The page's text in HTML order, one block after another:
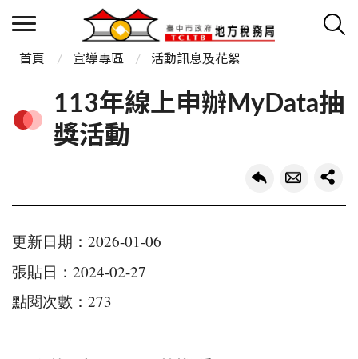
首頁 宣導專區 活動訊息及花絮
113年線上申辦MyData抽
獎活動
更新日期：2026-01-06
張貼日：2024-02-27
點閱次數：273